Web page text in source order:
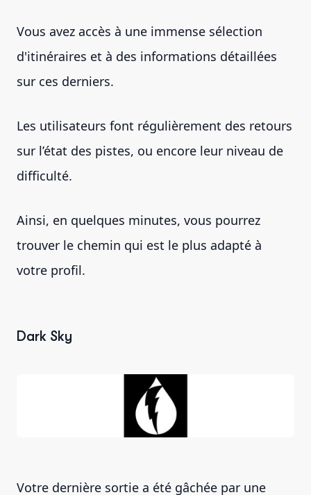
Vous avez accès à une immense sélection
d'itinéraires et à des informations détaillées
sur ces derniers.
Les utilisateurs font régulièrement des retours
sur l’état des pistes, ou encore leur niveau de
difficulté.
Ainsi, en quelques minutes, vous pourrez
trouver le chemin qui est le plus adapté à
votre profil.
Dark Sky
Votre dernière sortie a été gâchée par une